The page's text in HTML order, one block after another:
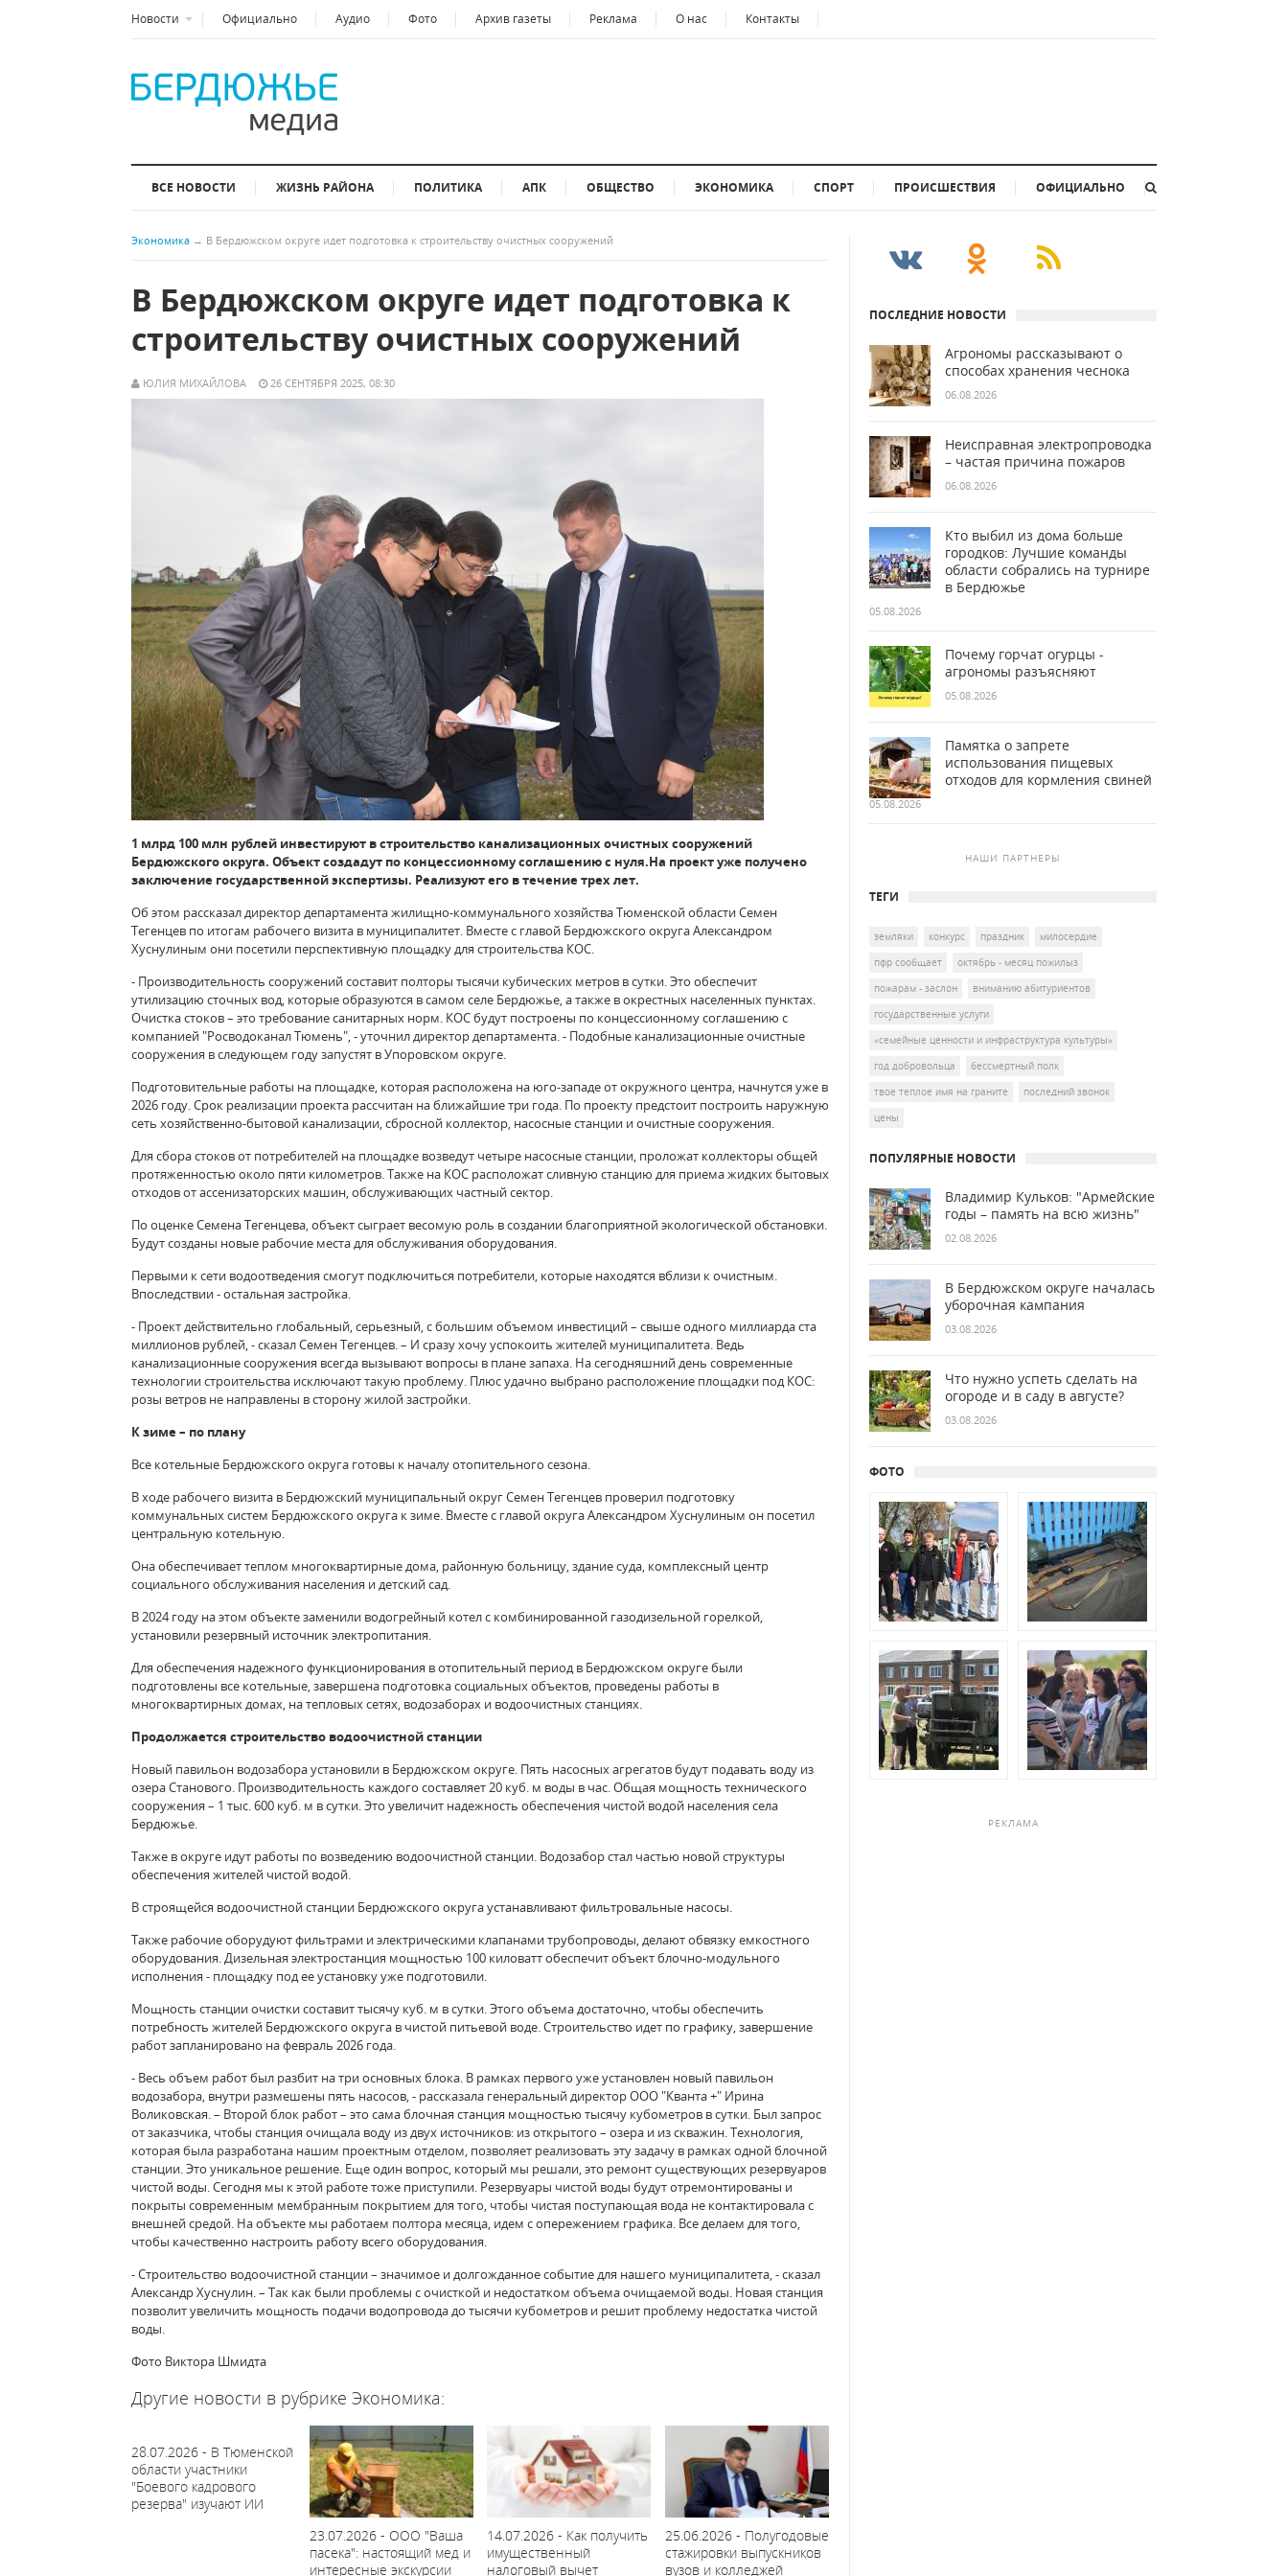
Новости Официально Аудио Фото Архив газеты Реклама О нас Контакты
ВСЕ НОВОСТИ ЖИЗНЬ РАЙОНА ПОЛИТИКА АПК ОБЩЕСТВО ЭКОНОМИКА СПОРТ ПРОИСШЕСТВИЯ ОФИЦИАЛЬНО
Экономика → В Бердюжском округе идет подготовка к строительству очистных сооружений
В Бердюжском округе идет подготовка к
строительству очистных сооружений
ЮЛИЯ МИХАЙЛОВА 26 СЕНТЯБРЯ 2025, 08:30
1 млрд 100 млн рублей инвестируют в строительство канализационных очистных сооружений
Бердюжского округа. Объект создадут по концессионному соглашению с нуля.На проект уже получено
заключение государственной экспертизы. Реализуют его в течение трех лет.
Об этом рассказал директор департамента жилищно-коммунального хозяйства Тюменской области Семен
Тегенцев по итогам рабочего визита в муниципалитет. Вместе с главой Бердюжского округа Александром
Хуснулиным они посетили перспективную площадку для строительства КОС.
- Производительность сооружений составит полторы тысячи кубических метров в сутки. Это обеспечит
утилизацию сточных вод, которые образуются в самом селе Бердюжье, а также в окрестных населенных пунктах.
Очистка стоков – это требование санитарных норм. КОС будут построены по концессионному соглашению с
компанией "Росводоканал Тюмень", - уточнил директор департамента. - Подобные канализационные очистные
сооружения в следующем году запустят в Упоровском округе.
Подготовительные работы на площадке, которая расположена на юго-западе от окружного центра, начнутся уже в
2026 году. Срок реализации проекта рассчитан на ближайшие три года. По проекту предстоит построить наружную
сеть хозяйственно-бытовой канализации, сбросной коллектор, насосные станции и очистные сооружения.
Для сбора стоков от потребителей на площадке возведут четыре насосные станции, проложат коллекторы общей
протяженностью около пяти километров. Также на КОС расположат сливную станцию для приема жидких бытовых
отходов от ассенизаторских машин, обслуживающих частный сектор.
По оценке Семена Тегенцева, объект сыграет весомую роль в создании благоприятной экологической обстановки.
Будут созданы новые рабочие места для обслуживания оборудования.
Первыми к сети водоотведения смогут подключиться потребители, которые находятся вблизи к очистным.
Впоследствии - остальная застройка.
- Проект действительно глобальный, серьезный, с большим объемом инвестиций – свыше одного миллиарда ста
миллионов рублей, - сказал Семен Тегенцев. – И сразу хочу успокоить жителей муниципалитета. Ведь
канализационные сооружения всегда вызывают вопросы в плане запаха. На сегодняшний день современные
технологии строительства исключают такую проблему. Плюс удачно выбрано расположение площадки под КОС:
розы ветров не направлены в сторону жилой застройки.
К зиме – по плану
Все котельные Бердюжского округа готовы к началу отопительного сезона.
В ходе рабочего визита в Бердюжский муниципальный округ Семен Тегенцев проверил подготовку
коммунальных систем Бердюжского округа к зиме. Вместе с главой округа Александром Хуснулиным он посетил
центральную котельную.
Она обеспечивает теплом многоквартирные дома, районную больницу, здание суда, комплексный центр
социального обслуживания населения и детский сад.
В 2024 году на этом объекте заменили водогрейный котел с комбинированной газодизельной горелкой,
установили резервный источник электропитания.
Для обеспечения надежного функционирования в отопительный период в Бердюжском округе были
подготовлены все котельные, завершена подготовка социальных объектов, проведены работы в
многоквартирных домах, на тепловых сетях, водозаборах и водоочистных станциях.
Продолжается строительство водоочистной станции
Новый павильон водозабора установили в Бердюжском округе. Пять насосных агрегатов будут подавать воду из
озера Станового. Производительность каждого составляет 20 куб. м воды в час. Общая мощность технического
сооружения – 1 тыс. 600 куб. м в сутки. Это увеличит надежность обеспечения чистой водой населения села
Бердюжье.
Также в округе идут работы по возведению водоочистной станции. Водозабор стал частью новой структуры
обеспечения жителей чистой водой.
В строящейся водоочистной станции Бердюжского округа устанавливают фильтровальные насосы.
Также рабочие оборудуют фильтрами и электрическими клапанами трубопроводы, делают обвязку емкостного
оборудования. Дизельная электростанция мощностью 100 киловатт обеспечит объект блочно-модульного
исполнения - площадку под ее установку уже подготовили.
Мощность станции очистки составит тысячу куб. м в сутки. Этого объема достаточно, чтобы обеспечить
потребность жителей Бердюжского округа в чистой питьевой воде. Строительство идет по графику, завершение
работ запланировано на февраль 2026 года.
- Весь объем работ был разбит на три основных блока. В рамках первого уже установлен новый павильон
водозабора, внутри размешены пять насосов, - рассказала генеральный директор ООО "Кванта +" Ирина
Воликовская. – Второй блок работ – это сама блочная станция мощностью тысячу кубометров в сутки. Был запрос
от заказчика, чтобы станция очищала воду из двух источников: из открытого – озера и из скважин. Технология,
которая была разработана нашим проектным отделом, позволяет реализовать эту задачу в рамках одной блочной
станции. Это уникальное решение. Еще один вопрос, который мы решали, это ремонт существующих резервуаров
чистой воды. Сегодня мы к этой работе тоже приступили. Резервуары чистой воды будут отремонтированы и
покрыты современным мембранным покрытием для того, чтобы чистая поступающая вода не контактировала с
внешней средой. На объекте мы работаем полтора месяца, идем с опережением графика. Все делаем для того,
чтобы качественно настроить работу всего оборудования.
- Строительство водоочистной станции – значимое и долгожданное событие для нашего муниципалитета, - сказал
Александр Хуснулин. – Так как были проблемы с очисткой и недостатком объема очищаемой воды. Новая станция
позволит увеличить мощность подачи водопровода до тысячи кубометров и решит проблему недостатка чистой
воды.
Фото Виктора Шмидта
Другие новости в рубрике Экономика:
28.07.2026 - В Тюменской
области участники
"Боевого кадрового
резерва" изучают ИИ
23.07.2026 - ООО "Ваша
пасека": настоящий мед и
интересные экскурсии
14.07.2026 - Как получить
имущественный
налоговый вычет
25.06.2026 - Полугодовые
стажировки выпускников
вузов и колледжей
ПОСЛЕДНИЕ НОВОСТИ
Агрономы рассказывают о
способах хранения чеснока
06.08.2026
Неисправная электропроводка
– частая причина пожаров
06.08.2026
Кто выбил из дома больше
городков: Лучшие команды
области собрались на турнире
в Бердюжье
05.08.2026
Почему горчат огурцы -
агрономы разъясняют
05.08.2026
Памятка о запрете
использования пищевых
отходов для кормления свиней
05.08.2026
НАШИ ПАРТНЕРЫ
ТЕГИ
земляки конкурс праздник
милосердие
пфр сообщает
октябрь - месяц пожилыз
пожарам - заслон
вниманию абитуриентов
государственные услуги
«семейные ценности и инфраструктура культуры»
год добровольца
бессмертный полк
твое теплое имя на граните
последний звонок
цены
ПОПУЛЯРНЫЕ НОВОСТИ
Владимир Кульков: "Армейские
годы – память на всю жизнь"
02.08.2026
В Бердюжском округе началась
уборочная кампания
03.08.2026
Что нужно успеть сделать на
огороде и в саду в августе?
03.08.2026
ФОТО
РЕКЛАМА